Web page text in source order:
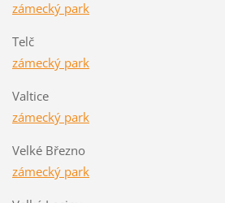
zámecký park
Telč
zámecký park
Valtice
zámecký park
Velké Březno
zámecký park